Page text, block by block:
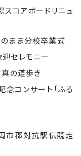
コアボードリニュ
まま分校卒業式
セレモニー
の道歩き
コンサート「ふる
市郡対抗駅伝競走